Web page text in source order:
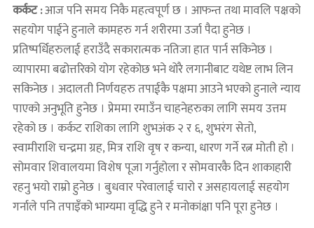
कर्कट :आज पनि समय निकै महत्वपूर्ण छ । आफन्त तथा मावलि पक्षको
सहयोग पाईने हुनाले कामहरु गर्न शरीरमा उर्जा पैदा हुनेछ ।
प्रतिष्पर्धिहरुलाई हराउँदै सकारात्मक नतिजा हात पार्न सकिनेछ ।
व्यापारमा बढोत्तरिको योग रहेकोछ भने थोरै लगानीबाट यथेष्ट लाभ लिन
सकिनेछ । अदालती निर्णयहरु तपाईकै पक्षमा आउने भएको हुनाले न्याय
पाएको अनुभूति हुनेछ । प्रेममा रमाउँन चाहनेहरुका लागि समय उत्तम
रहेको छ । कर्कट राशिका लागि शुभअंक २ र ६, शुभरंग सेतो,
स्वामीराशि चन्द्रमा ग्रह, मित्र राशि वृष र कन्या, धारण गर्ने रत्न मोती हो ।
सोमवार शिवालयमा विशेष पूजा गर्नुहोला र सोमवारकै दिन शाकाहारी
रहनु भयो राम्रो हुनेछ । बुधवार परेवालाई चारो र असहायलाई सहयोग
गर्नाले पनि तपाइँको भाग्यमा वृद्धि हुने र मनोकांक्षा पनि पूरा हुनेछ ।